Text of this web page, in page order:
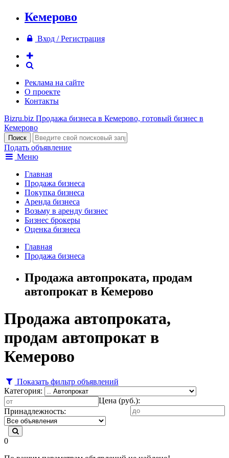
Кемерово
Вход / Регистрация
Реклама на сайте
О проекте
Контакты
Bizru.biz Продажа бизнеса в Кемерово, готовый бизнес в
Кемерово
Подать объявление
Меню
Главная
Продажа бизнеса
Покупка бизнеса
Аренда бизнеса
Возьму в аренду бизнес
Бизнес брокеры
Оценка бизнеса
Главная
Продажа бизнеса
Продажа автопроката, продам
автопрокат в Кемерово
Продажа автопроката,
продам автопрокат в
Кемерово
Показать фильтр объявлений
Категория:
Цена (руб.):
Принадлежность:
0